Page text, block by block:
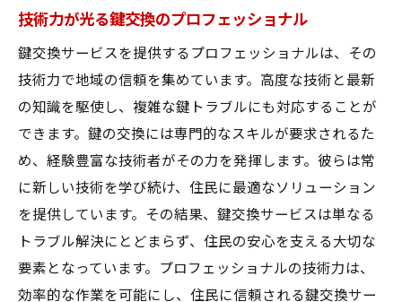
技術力が光る鍵交換のプロフェッショナル
鍵交換サービスを提供するプロフェッショナルは、その
技術力で地域の信頼を集めています。高度な技術と最新
の知識を駆使し、複雑な鍵トラブルにも対応することが
できます。鍵の交換には専門的なスキルが要求されるた
め、経験豊富な技術者がその力を発揮します。彼らは常
に新しい技術を学び続け、住民に最適なソリューション
を提供しています。その結果、鍵交換サービスは単なる
トラブル解決にとどまらず、住民の安心を支える大切な
要素となっています。プロフェッショナルの技術力は、
効率的な作業を可能にし、住民に信頼される鍵交換サー